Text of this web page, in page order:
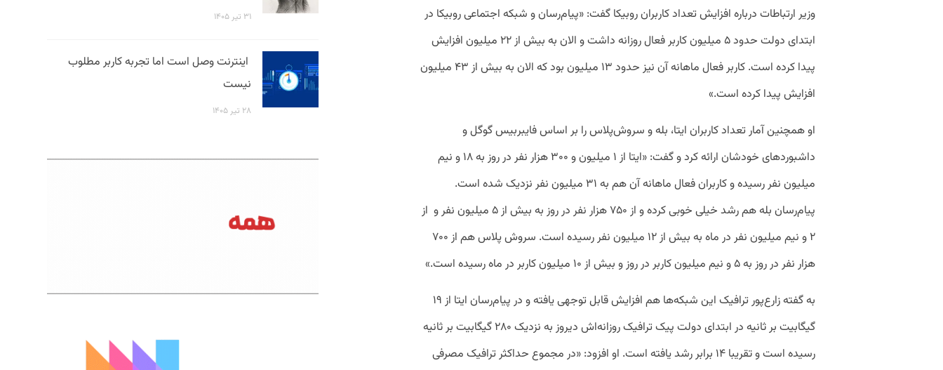
وزیر ارتباطات درباره افزایش تعداد کاربران روبیکا گفت: «پیام‌رسان و شبکه اجتماعی روبیکا در
ابتدای دولت حدود ۵ میلیون کاربر فعال روزانه داشت و الان به بیش از ۲۲ میلیون افزایش
پیدا کرده است. کاربر فعال ماهانه آن نیز حدود ۱۳ میلیون بود که الان به بیش از ۴۳ میلیون
افزایش پیدا کرده است.»
او همچنین آمار تعداد کاربران ایتا، بله و سروش‌پلاس را بر اساس فایبربیس گوگل و
داشبوردهای خودشان ارائه کرد و گفت: «ایتا از ۱ میلیون و ۳۰۰ هزار نفر در روز به ۱۸ و نیم
میلیون نفر رسیده و کاربران فعال ماهانه آن هم به ۳۱ میلیون نفر نزدیک شده است.
پیام‌رسان بله هم رشد خیلی خوبی کرده و از ۷۵۰ هزار نفر در روز به بیش از ۵ میلیون نفر و از
۲ و نیم میلیون نفر در ماه به بیش از ۱۲ میلیون نفر رسیده است. سروش پلاس هم از ۷۰۰
هزار نفر در روز به ۵ و نیم میلیون کاربر در روز و بیش از ۱۰ میلیون کاربر در ماه رسیده است.»
به گفته زارع‌پور ترافیک این شبکه‌ها هم افزایش قابل توجهی یافته و در پیام‌رسان ایتا از ۱۹
گیگابیت بر ثانیه در ابتدای دولت پیک ترافیک روزانه‌اش دیروز به نزدیک ۲۸۰ گیگابیت بر ثانیه
رسیده است و تقریبا ۱۴ برابر رشد یافته است. او افزود: «در مجموع حداکثر ترافیک مصرفی
۳۱ تیر ۱۴۰۵
اینترنت وصل است اما تجربه کاربر مطلوب
نیست
۲۸ تیر ۱۴۰۵